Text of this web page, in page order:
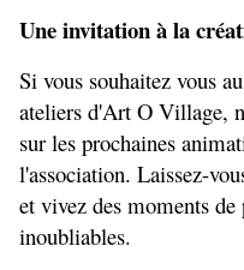
Une invitation à la
Si vous souhaitez vous
ateliers d'Art O Village,
sur les prochaines
l'association. Laissez-
et vivez des moments
inoubliables.